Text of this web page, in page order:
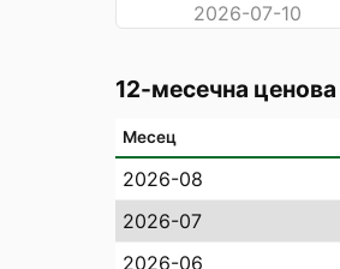
2026-07-10
12-месечна
Месец
2026-08
2026-07
2026-06